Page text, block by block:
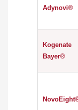
Adynovi®
Kogenate
Bayer®